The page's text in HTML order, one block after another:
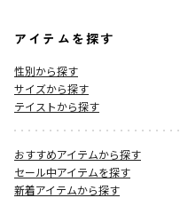
アイテムを探す
性別から探す
サイズから探す
テイストから探す
おすすめアイテムから探す
セール中アイテムを探す
新着アイテムから探す